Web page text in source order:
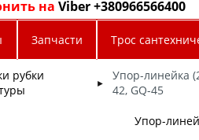
наViber +380966566400
Запчасти Трос
рубки
►
Упор-линейка
42, GQ-45
Упор-